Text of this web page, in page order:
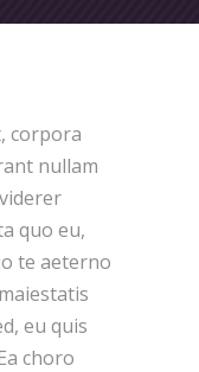
corpora
nullam
quo eu,
te aeterno
eu quis
choro